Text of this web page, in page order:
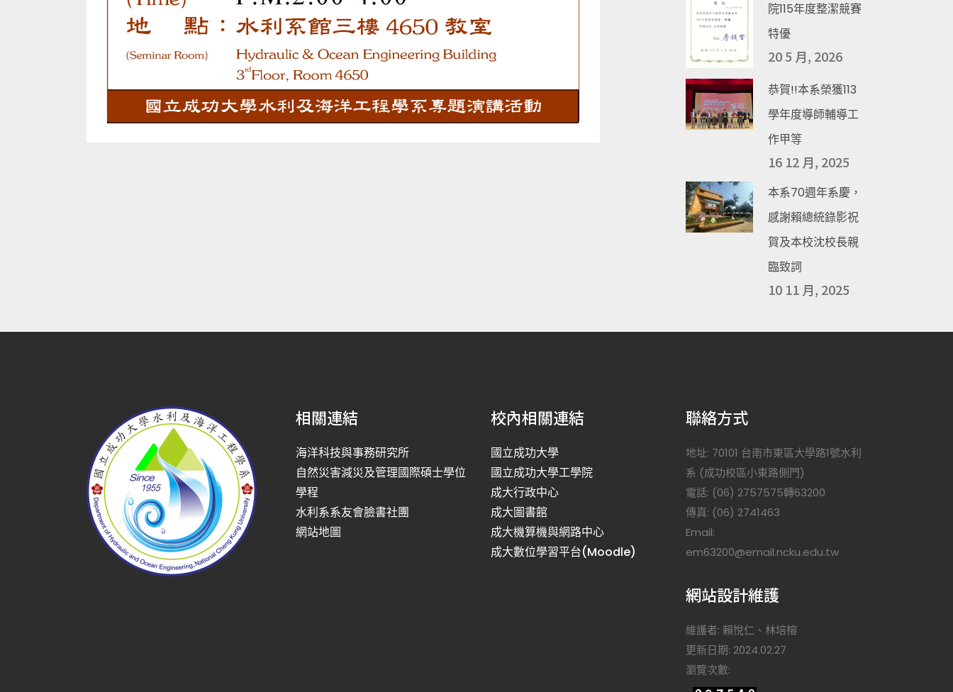
院115年度整潔競賽
特優
20 5 月, 2026
恭賀!!本系榮獲113
學年度導師輔導工
作甲等
16 12 月, 2025
本系70週年系慶，
感謝賴總統錄影祝
賀及本校沈校長親
臨致詞
10 11 月, 2025
相關連結
海洋科技與事務研究所
自然災害減災及管理國際碩士學位
學程
水利系系友會臉書社團
網站地圖
校內相關連結
國立成功大學
國立成功大學工學院
成大行政中心
成大圖書館
成大機算機與網路中心
成大數位學習平台(Moodle)
聯絡方式
地址: 70101 台南市東區大學路1號水利
系 (成功校區小東路側門)
電話: (06) 2757575轉63200
傳真: (06) 2741463
Email:
em63200@email.ncku.edu.tw
網站設計維護
維護者: 賴悅仁、林培榕
更新日期: 2024.02.27
瀏覽次數: